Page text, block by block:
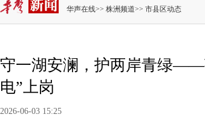
华声在线>> 株洲频道>> 市县区动态
守一湖安澜，护两岸青绿——
电”上岗
2026-06-03 15:25